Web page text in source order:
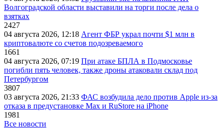
Волгоградской области выставили на торги после дела о
взятках
2427
04 августа 2026, 12:18 Агент ФБР украл почти $1 млн в
криптовалюте со счетов подозреваемого
1661
04 августа 2026, 07:19 При атаке БПЛА в Подмосковье
погибли пять человек, также дроны атаковали склад под
Петербургом
3807
03 августа 2026, 21:33 ФАС возбудила дело против Apple из-за
отказа в предустановке Max и RuStore на iPhone
1981
Все новости